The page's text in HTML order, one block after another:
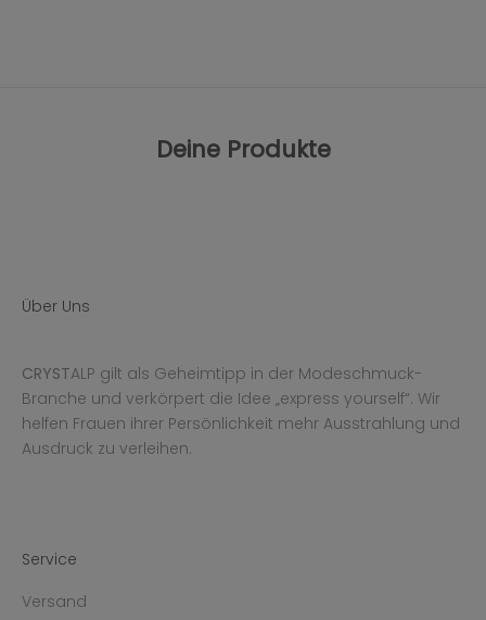
Deine Produkte
Über Uns
CRYSTALP gilt als Geheimtipp in der Modeschmuck-
Branche und verkörpert die Idee „express yourself“. Wir
helfen Frauen ihrer Persönlichkeit mehr Ausstrahlung und
Ausdruck zu verleihen.
Service
Versand